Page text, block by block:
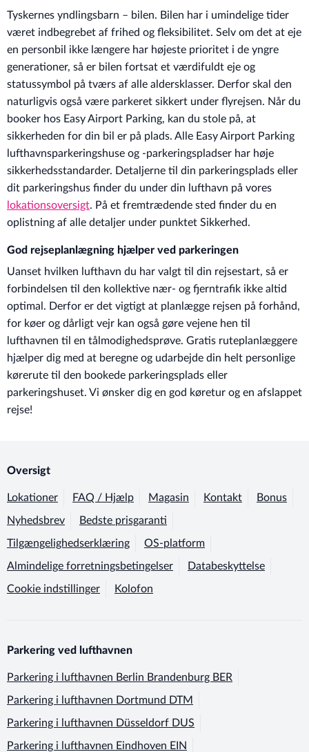
Tyskernes yndlingsbarn – bilen. Bilen har i umindelige tider
været indbegrebet af frihed og fleksibilitet. Selv om det at eje
en personbil ikke længere har højeste prioritet i de yngre
generationer, så er bilen fortsat et værdifuldt eje og
statussymbol på tværs af alle aldersklasser. Derfor skal den
naturligvis også være parkeret sikkert under flyrejsen. Når du
booker hos Easy Airport Parking, kan du stole på, at
sikkerheden for din bil er på plads. Alle Easy Airport Parking
lufthavnsparkeringshuse og -parkeringspladser har høje
sikkerhedsstandarder. Detaljerne til din parkeringsplads eller
dit parkeringshus finder du under din lufthavn på vores
lokationsoversigt. På et fremtrædende sted finder du en
oplistning af alle detaljer under punktet Sikkerhed.
God rejseplanlægning hjælper ved parkeringen
Uanset hvilken lufthavn du har valgt til din rejsestart, så er
forbindelsen til den kollektive nær- og fjerntrafik ikke altid
optimal. Derfor er det vigtigt at planlægge rejsen på forhånd,
for køer og dårligt vejr kan også gøre vejene hen til
lufthavnen til en tålmodighedsprøve. Gratis ruteplanlæggere
hjælper dig med at beregne og udarbejde din helt personlige
kørerute til den bookede parkeringsplads eller
parkeringshuset. Vi ønsker dig en god køretur og en afslappet
rejse!
Oversigt
Lokationer FAQ / Hjælp Magasin Kontakt Bonus
Nyhedsbrev Bedste prisgaranti
Tilgængelighedserklæring OS-platform
Almindelige forretningsbetingelser Databeskyttelse
Cookie indstillinger Kolofon
Parkering ved lufthavnen
Parkering i lufthavnen Berlin Brandenburg BER
Parkering i lufthavnen Dortmund DTM
Parkering i lufthavnen Düsseldorf DUS
Parkering i lufthavnen Eindhoven EIN